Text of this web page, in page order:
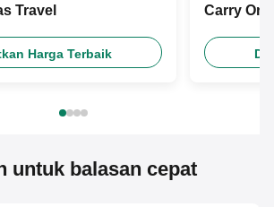
Travel
Harga Terbaik
Carry On
untuk balasan cepat